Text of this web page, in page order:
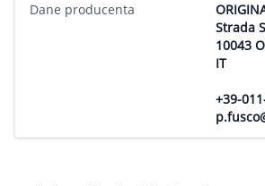
Dane producenta
Strada
10043
IT
+39-